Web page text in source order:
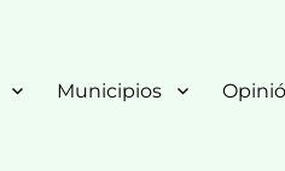
Municipios